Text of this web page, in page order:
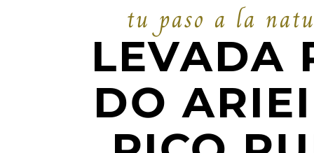
tu paso a la
LEVADA
DO